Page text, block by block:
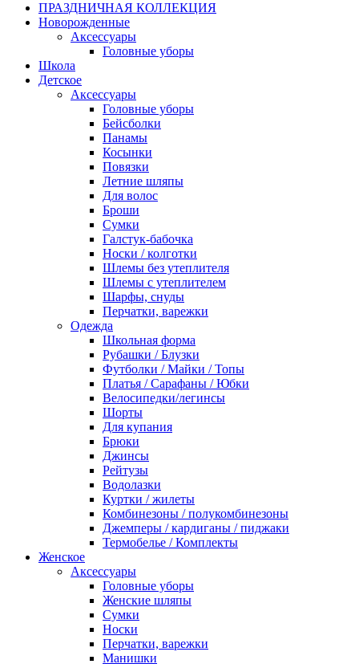
ПРАЗДНИЧНАЯ КОЛЛЕКЦИЯ
Новорожденные
Аксессуары
Головные уборы
Школа
Детское
Аксессуары
Головные уборы
Бейсболки
Панамы
Косынки
Повязки
Летние шляпы
Для волос
Броши
Сумки
Галстук-бабочка
Носки / колготки
Шлемы без утеплителя
Шлемы с утеплителем
Шарфы, снуды
Перчатки, варежки
Одежда
Школьная форма
Рубашки / Блузки
Футболки / Майки / Топы
Платья / Сарафаны / Юбки
Велосипедки/легинсы
Шорты
Для купания
Брюки
Джинсы
Рейтузы
Водолазки
Куртки / жилеты
Комбинезоны / полукомбинезоны
Джемперы / кардиганы / пиджаки
Термобелье / Комплекты
Женское
Аксессуары
Головные уборы
Женские шляпы
Сумки
Носки
Перчатки, варежки
Манишки